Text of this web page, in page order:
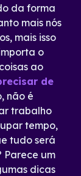
da forma
mais nós
mais isso
o
ao
de
não é
trabalho
tempo,
tudo será
um
dicas